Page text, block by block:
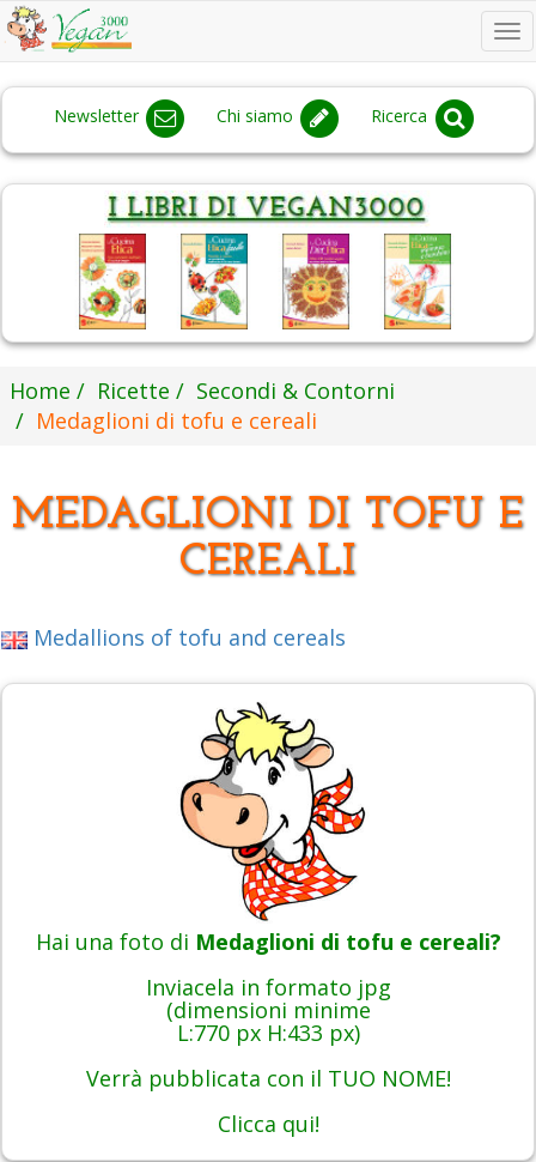
Newsletter Chi siamo Ricerca
Home Ricette
Secondi & Contorni
Medaglioni di tofu e cereali
MEDAGLIONI DI TOFU E
CEREALI
Medallions of tofu and cereals
Hai una foto di Medaglioni di tofu e cereali?
Inviacela in formato jpg
(dimensioni minime
L:770 px H:433 px)
Verrà pubblicata con il TUO NOME!
Clicca qui!